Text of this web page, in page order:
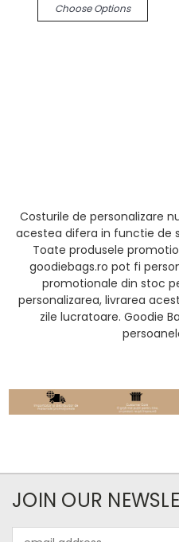
Choose Options
Costurile de personalizare
acestea difera in functie de
Toate produsele
goodiebags.ro pot fi
promotionale din stoc
personalizarea, livrarea
zile lucratoare. Goodie
JOIN OUR